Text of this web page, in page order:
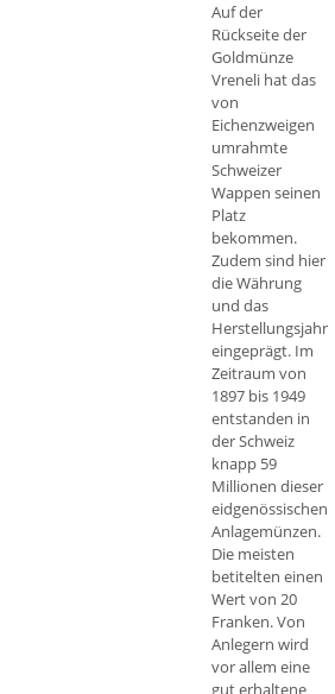
Auf der
Rückseite der
Goldmünze
Vreneli hat das
von
Eichenzweigen
umrahmte
Schweizer
Wappen seinen
Platz
bekommen.
Zudem sind hier
die Währung
und das
Herstellungsjahr
eingeprägt. Im
Zeitraum von
1897 bis 1949
entstanden in
der Schweiz
knapp 59
Millionen dieser
eidgenössischen
Anlagemünzen.
Die meisten
betitelten einen
Wert von 20
Franken. Von
Anlegern wird
vor allem eine
gut erhaltene